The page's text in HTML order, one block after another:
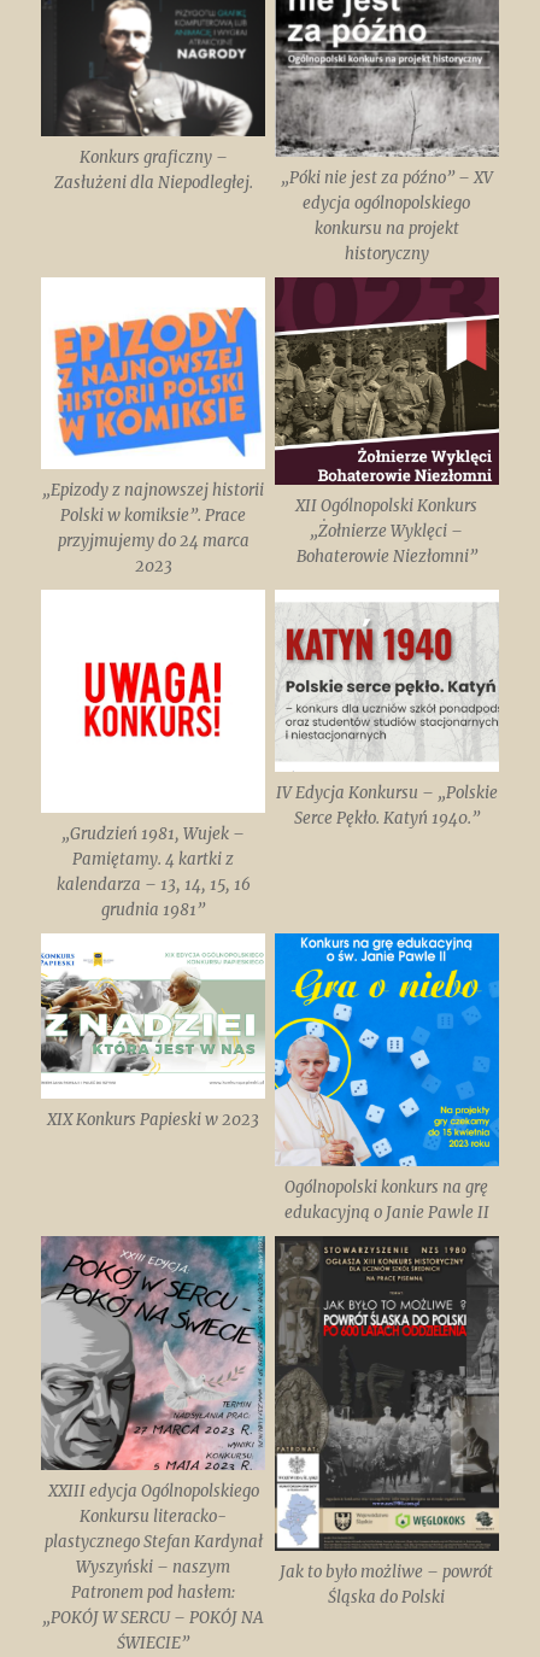
Konkurs graficzny –
Zasłużeni dla Niepodległej.
„Póki nie jest za późno” – XV
edycja ogólnopolskiego
konkursu na projekt
historyczny
„Epizody z najnowszej historii
Polski w komiksie”. Prace
przyjmujemy do 24 marca
2023
XII Ogólnopolski Konkurs
„Żołnierze Wyklęci –
Bohaterowie Niezłomni”
„Grudzień 1981, Wujek –
Pamiętamy. 4 kartki z
kalendarza – 13, 14, 15, 16
grudnia 1981”
IV Edycja Konkursu – „Polskie
Serce Pękło. Katyń 1940.”
XIX Konkurs Papieski w 2023
Ogólnopolski konkurs na grę
edukacyjną o Janie Pawle II
XXIII edycja Ogólnopolskiego
Konkursu literacko-
plastycznego Stefan Kardynał
Wyszyński – naszym
Patronem pod hasłem:
„POKÓJ W SERCU – POKÓJ NA
ŚWIECIE”
Jak to było możliwe – powrót
Śląska do Polski